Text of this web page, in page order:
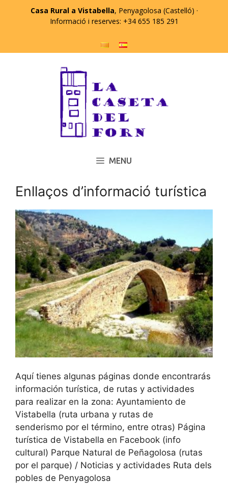
Casa Rural a Vistabella, Penyagolosa (Castelló) ·
Informació i reserves: +34 655 185 291
MENU
Enllaços d’informació turística
Aquí tienes algunas páginas donde encontrarás
información turística, de rutas y actividades
para realizar en la zona: Ayuntamiento de
Vistabella (ruta urbana y rutas de
senderismo por el término, entre otras) Página
turística de Vistabella en Facebook (info
cultural) Parque Natural de Peñagolosa (rutas
por el parque) / Noticias y actividades Ruta dels
pobles de Penyagolosa